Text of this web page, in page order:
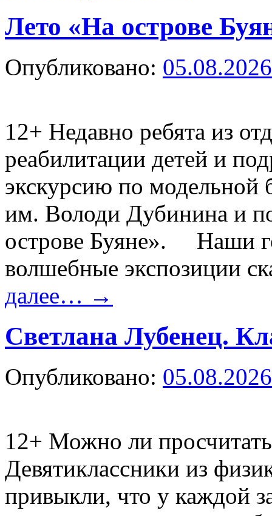
Лето «На острове
Опубликовано: 05.08.2026
12+ Недавно ребята из
реабилитации детей и
экскурсию по модельной
им. Володи Дубинина и
острове Буяне». Наши
волшебные экспозиции
далее… →
Светлана Лубенец.
Опубликовано: 05.08.2026
12+ Можно ли
Девятиклассники из
привыкли, что у каждой